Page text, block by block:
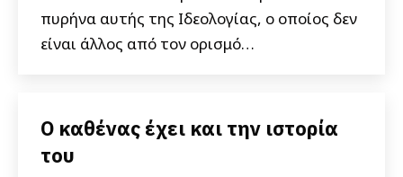
πυρήνα αυτής της Ιδεολογίας, ο οποίος δεν
είναι άλλος από τον ορισμό…
Ο καθένας έχει και την ιστορία
του